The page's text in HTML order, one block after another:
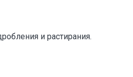
и растирания.